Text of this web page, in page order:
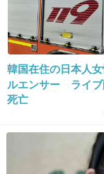
ジャニー喜多
かも。
アイドルを扱
韓国在住の日本人
ルエンサー ライブ
死亡